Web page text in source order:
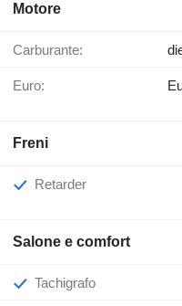
Motore
Carburante:
Euro:
Freni
Retarder
Salone e comfort
Tachigrafo